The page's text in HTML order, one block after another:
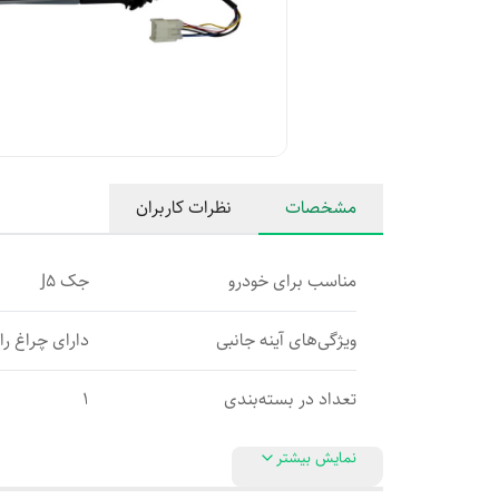
مشخصات نظرات کاربران
مناسب برای خودرو جک J5
ویژگی‌های آینه جانبی دارای چراغ
تعداد در بسته‌بندی 1
نمایش بیشتر